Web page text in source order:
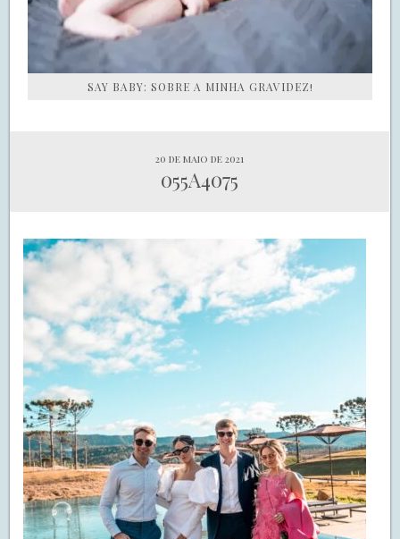
SAY BABY: SOBRE A MINHA GRAVIDEZ!
20 de maio de 2021
055A4075